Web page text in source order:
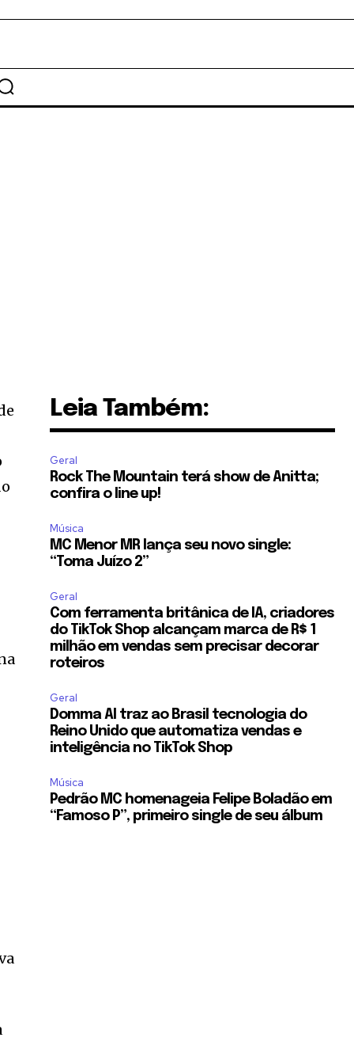
Leia Também:
Geral
Rock The Mountain terá show de Anitta;
confira o line up!
Música
MC Menor MR lança seu novo single:
“Toma Juízo 2”
Geral
Com ferramenta britânica de IA, criadores
do TikTok Shop alcançam marca de R$ 1
milhão em vendas sem precisar decorar
roteiros
Geral
Domma AI traz ao Brasil tecnologia do
Reino Unido que automatiza vendas e
inteligência no TikTok Shop
Música
Pedrão MC homenageia Felipe Boladão em
“Famoso P”, primeiro single de seu álbum